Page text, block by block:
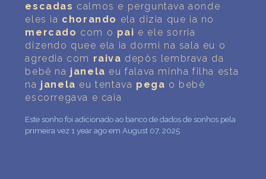
escadas calmos e perguntava aonde
eles ia chorando ela dizia que ia no
mercado com o pai e ele sorria
dizendo quee ela ia dormi na sala eu o
agredia com raiva depôs lembrava da
bebê na janela eu falava minha filha esta
na janela eu tentava pega o bebê
escorregava e caia
Este sonho foi adicionado ao banco de dados de sonhos pela
primeira vez 1 year ago em August 07, 2025